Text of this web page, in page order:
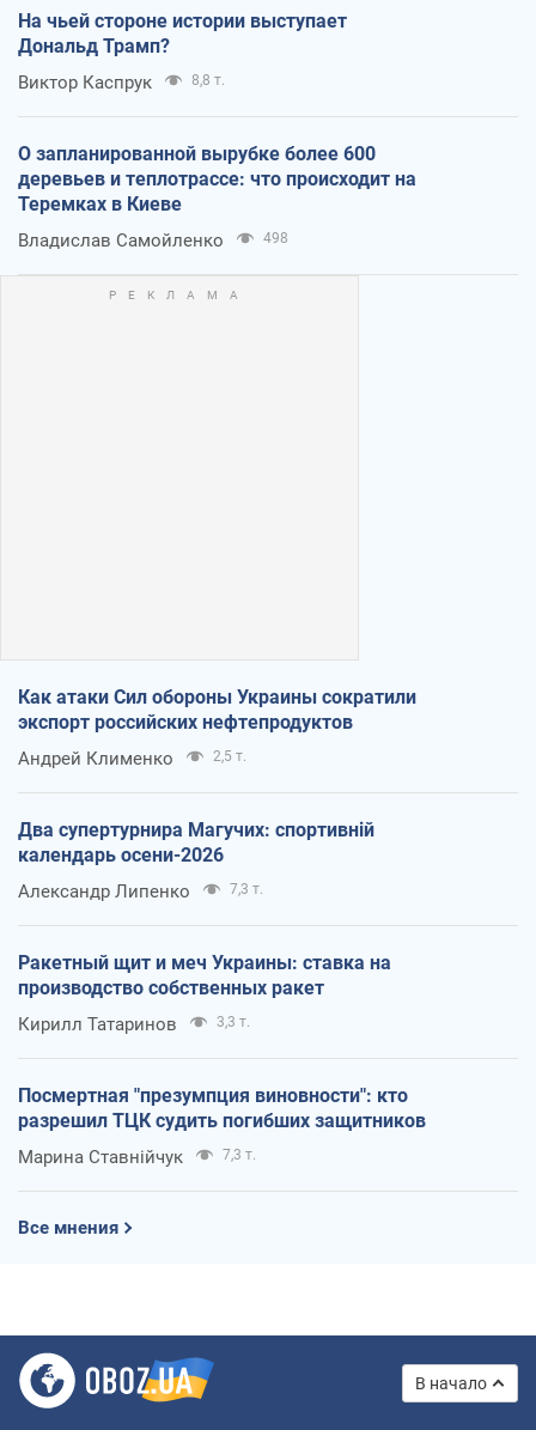
На чьей стороне истории выступает
Дональд Трамп?
Виктор Каспрук 8,8 т.
О запланированной вырубке более 600
деревьев и теплотрассе: что происходит на
Теремках в Киеве
Владислав Самойленко 498
Как атаки Сил обороны Украины сократили
экспорт российских нефтепродуктов
Андрей Клименко 2,5 т.
Два супертурнира Магучих: спортивній
календарь осени-2026
Александр Липенко 7,3 т.
Ракетный щит и меч Украины: ставка на
производство собственных ракет
Кирилл Татаринов 3,3 т.
Посмертная "презумпция виновности": кто
разрешил ТЦК судить погибших защитников
Марина Ставнійчук 7,3 т.
Все мнения
В начало